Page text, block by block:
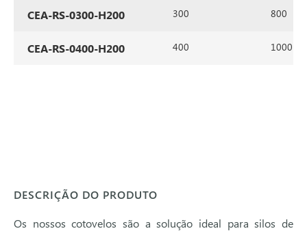
CEA-RS-0300-H200 300 800
CEA-RS-0400-H200 400 1000
DESCRIÇÃO DO PRODUTO
Os nossos cotovelos são a solução ideal para silos de